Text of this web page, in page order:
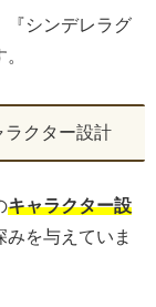
『シンデレラグ
ラクター設計
キャラクター設
を与えていま